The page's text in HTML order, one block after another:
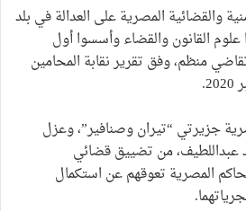
والقضائية المصرية على العدالة في بلد
القانون والقضاء وأسسوا أول
منظم، وفق تقرير نقابة المحامين
جزيرتي “تيران وصنافير”، وعزل
عبداللطيف، من تضييق قضائي
المصرية تعوقهم عن استكمال